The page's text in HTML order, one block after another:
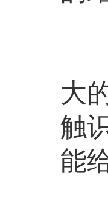
大
触
能